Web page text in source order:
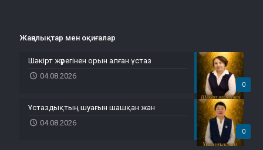
Жаңалықтар мен оқиғалар
0
Шәкірт жүрегінен орын алған ұстаз
04.08.2026
0
Ұстаздықтың шуағын шашқан жан
04.08.2026